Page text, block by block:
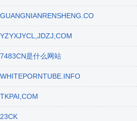
GUANGNIANRENSHENG.CO
YZYXJYCL,JDZJ,COM
7483CN是什么网站
WHITEPORNTUBE.INFO
TKPAI,COM
23CK